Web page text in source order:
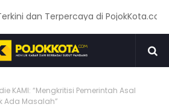
dan Terpercaya di PojokKota.com:
KAMI: “Mengkritisi Pemerintah Asal
Ada Masalah”